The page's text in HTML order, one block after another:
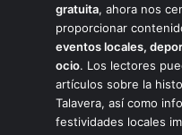
gratuita, ahora nos
proporcionar
eventos locales,
ocio. Los lectores
artículos sobre la
Talavera, así como
festividades locales